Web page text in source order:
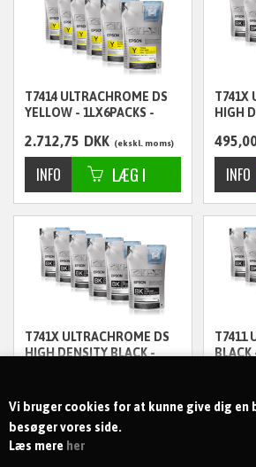
Vi bruger cookies for at kunne give dig en
besøger vores side.
Læs mere her
T7414 ULTRACHROME DS
YELLOW - 1LX6PACKS -
2.712,75 DKK ekskl. moms
T741X
HIGH
T741X ULTRACHROME DS
HIGH DENSITY BLACK -
T7411
BLACK